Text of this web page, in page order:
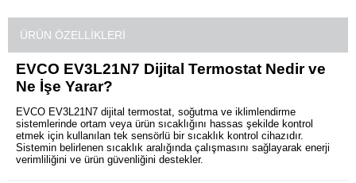
ÜRÜN ÖZELLIKLERI
EVCO EV3L21N7 Dijital Termostat Nedir ve
Ne İşe Yarar?
EVCO EV3L21N7 dijital termostat, soğutma ve iklimlendirme
sistemlerinde ortam veya ürün sıcaklığını hassas şekilde kontrol
etmek için kullanılan tek sensörlü bir sıcaklık kontrol cihazıdır.
Sistemin belirlenen sıcaklık aralığında çalışmasını sağlayarak enerji
verimliliğini ve ürün güvenliğini destekler.